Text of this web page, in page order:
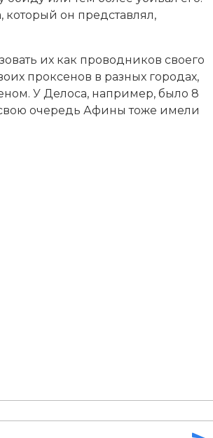
он представлял,
их как проводников своего
проксенов в разных городах,
У Делоса, например, было 8
очередь Афины тоже имели